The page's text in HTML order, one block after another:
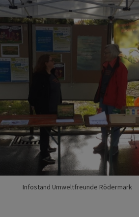
Infostand Umweltfreunde Rödermark